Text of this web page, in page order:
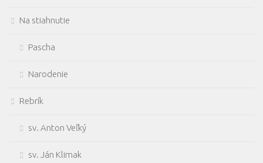
Na stiahnutie
Pascha
Narodenie
Rebrík
sv. Anton Veľký
sv. Ján Klimak